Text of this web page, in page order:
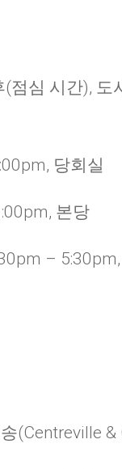
점심 시간),
당회실
본당
–
(Centreville